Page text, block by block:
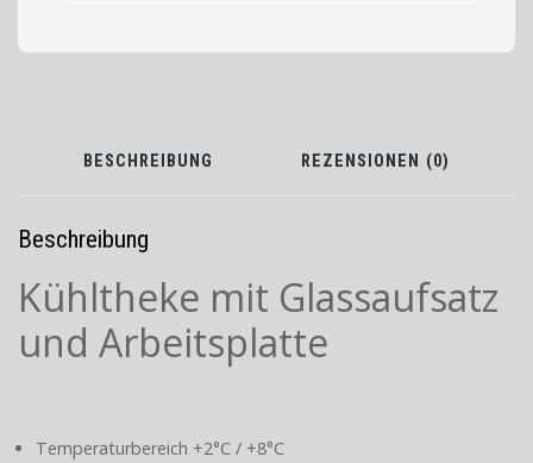
BESCHREIBUNG REZENSIONEN (0)
Beschreibung
Kühltheke mit Glassaufsatz
und Arbeitsplatte
Temperaturbereich +2°C / +8°C